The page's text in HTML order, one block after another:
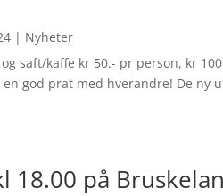
| Nyheter
saft/kaffe kr 50.- pr person, kr
god prat med hverandre! De ny
18.00 på